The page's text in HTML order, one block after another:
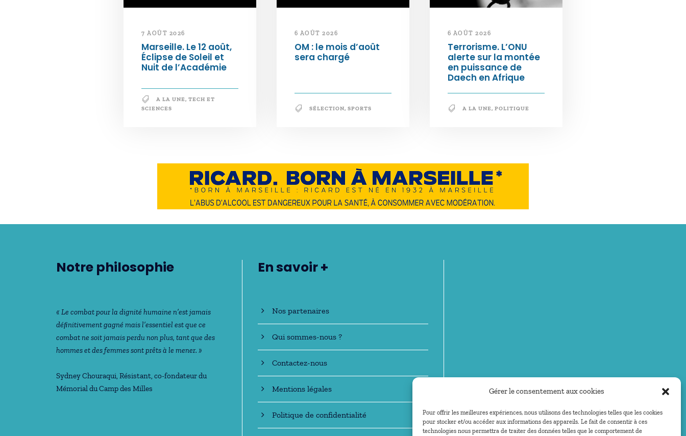
Gérer le consentement aux cookies
Pour offrir les meilleures expériences, nous utilisons des technologies telles que les cookies
pour stocker et/ou accéder aux informations des appareils. Le fait de consentir à ces
technologies nous permettra de traiter des données telles que le comportement de
7 AOÛT 2026
Marseille. Le 12 août,
Éclipse de Soleil et
Nuit de l’Académie
A LA UNE, TECH ET
SCIENCES
6 AOÛT 2026
OM : le mois d’août
sera chargé
SÉLECTION, SPORTS
6 AOÛT 2026
Terrorisme. L’ONU
alerte sur la montée
en puissance de
Daech en Afrique
A LA UNE, POLITIQUE
Notre philosophie
« Le combat pour la dignité humaine n’est jamais
déﬁnitivement gagné mais l’essentiel est que ce
combat ne soit jamais perdu non plus, tant que des
hommes et des femmes sont prêts à le mener. »
Sydney Chouraqui, Résistant, co-fondateur du
Mémorial du Camp des Milles
En savoir +
Nos partenaires
Qui sommes-nous ?
Contactez-nous
Mentions légales
Politique de confidentialité